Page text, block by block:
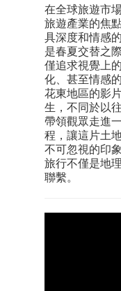
在全球旅遊市
旅遊產業的焦
具深度和情感
是春夏交替之
僅追求視覺上
化、甚至情感
花東地區的影
生，不同於以
帶領觀眾走進
程，讓這片土
不可忽視的印
旅行不僅是地
聯繫。